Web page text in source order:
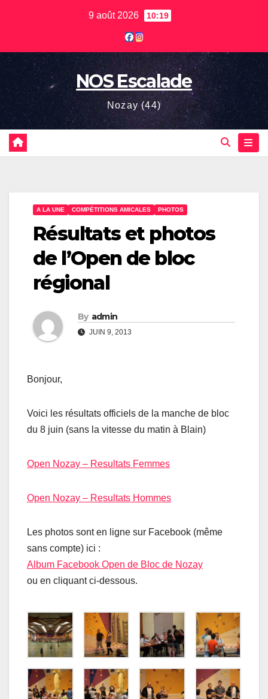
9 août 2026 10:19
NOS Escalade
Nozay (44)
A LA UNE COMPÉTITIONS AMICALES PHOTOS
Résultats et photos
de l’Open de bloc
régional
By admin
JUIN 9, 2013
Bonjour,
Voici les résultats officiels de la manche de bloc
du 8 juin (sans la vitesse du matin à Blain)
Open Nozay – Resultats Femmes
Open Nozay – Resultats Hommes
Les photos sont en ligne sur Facebook (même
sans compte) ici :
Album Facebook Open de Bloc de Nozay
ou en cliquant ci-dessous.